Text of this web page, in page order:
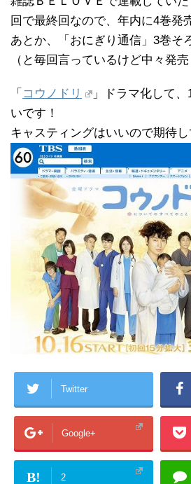
回で最終回なので、年内に4巻発
あとか、「おにぎり通信」3巻そ
（と毎回言っているけど中々発売
「 コウノドリ
」ドラマ化して
いです！
キャスティングはいいので期待し
Twitter
Google+
B! 2